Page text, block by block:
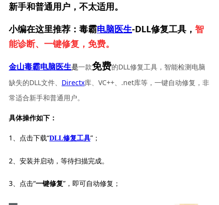
新手和普通用户，不太适用。
小编在这里推荐：毒霸电脑医生-DLL修复工具， 智
能诊断、一键修复，免费。
金山毒霸电脑医生是一款免费的DLL修复工具，智能检测电脑
缺失的DLL文件、 Directx库、VC++、.net库等，一键自动修复，非
常适合新手和普通用户。
具体操作如下：
1、点击下载“DLL修复工具”；
2、安装并启动，等待扫描完成。
3、点击“一键修复”，即可自动修复；